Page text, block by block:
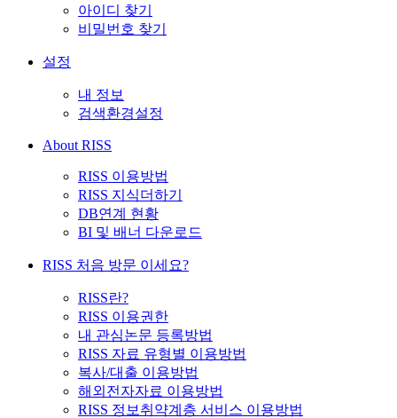
아이디 찾기
비밀번호 찾기
설정
내 정보
검색환경설정
About RISS
RISS 이용방법
RISS 지식더하기
DB연계 현황
BI 및 배너 다운로드
RISS 처음 방문 이세요?
RISS란?
RISS 이용권한
내 관심논문 등록방법
RISS 자료 유형별 이용방법
복사/대출 이용방법
해외전자자료 이용방법
RISS 정보취약계층 서비스 이용방법